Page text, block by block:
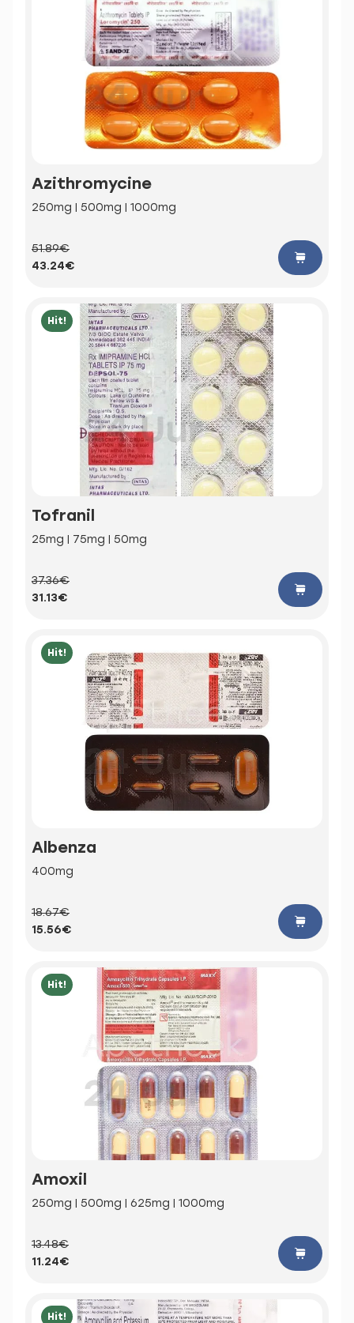
Azithromycine
250mg | 500mg | 1000mg
51.89€
43.24€
Hit!
Tofranil
25mg | 75mg | 50mg
37.36€
31.13€
Hit!
Albenza
400mg
18.67€
15.56€
Hit!
Amoxil
250mg | 500mg | 625mg | 1000mg
13.48€
11.24€
Hit!